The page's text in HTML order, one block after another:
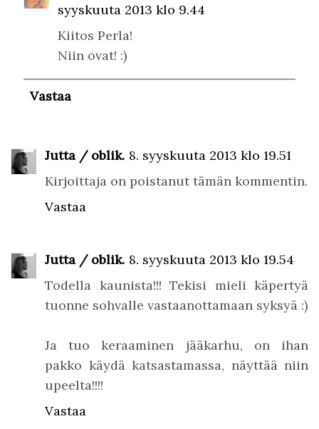
syyskuuta 2013 klo 9.44
Kiitos Perla!
Niin ovat! :)
Vastaa
Jutta / oblik. 8. syyskuuta 2013 klo 19.51
Kirjoittaja on poistanut tämän kommentin.
Vastaa
Jutta / oblik. 8. syyskuuta 2013 klo 19.54
Todella kaunista!!! Tekisi mieli käpertyä
tuonne sohvalle vastaanottamaan syksyä :)
Ja tuo keraaminen jääkarhu, on ihan
pakko käydä katsastamassa, näyttää niin
upeelta!!!!
Vastaa